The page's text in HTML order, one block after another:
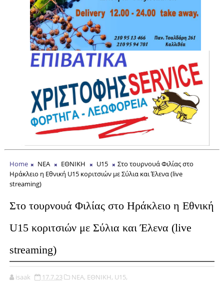
Home ΝΕΑ EΘΝΙΚΗ U15
Στο τουρνουά Φιλίας στο
Ηράκλειο η Εθνική U15 κοριτσιών με Σύλια και Έλενα (live
streaming)
Στο τουρνουά Φιλίας στο Ηράκλειο η Εθνική
U15 κοριτσιών με Σύλια και Έλενα (live
streaming)
isaak 17.7.23 ΝΕΑ, EΘΝΙΚΗ, U15,